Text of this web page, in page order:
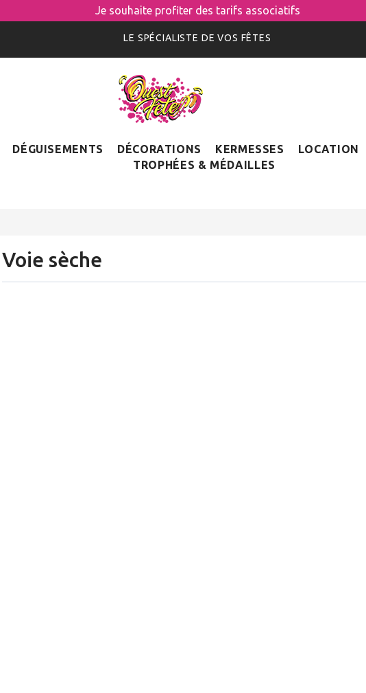
Je souhaite profiter des tarifs associatifs
LE SPÉCIALISTE DE VOS FÊTES
DÉGUISEMENTS DÉCORATIONS KERMESSES LOCATION
TROPHÉES & MÉDAILLES
Voie sèche